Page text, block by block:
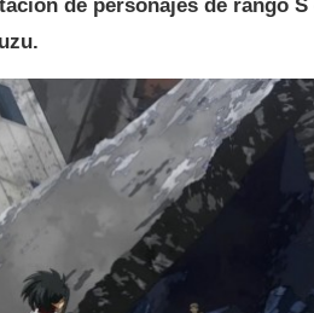
de personajes de rango